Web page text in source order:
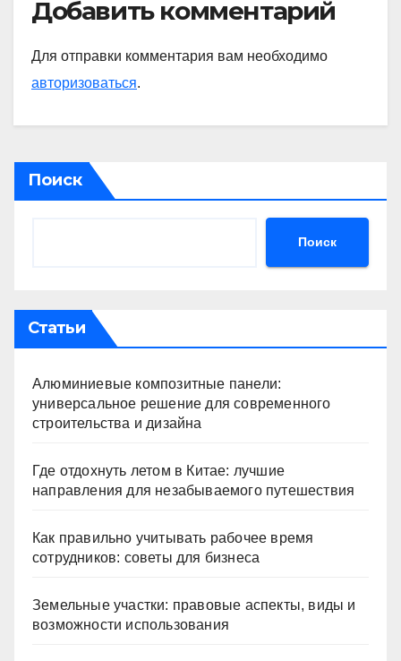
Добавить комментарий
Для отправки комментария вам необходимо
авторизоваться.
Поиск
Поиск
Статьи
Алюминиевые композитные панели:
универсальное решение для современного
строительства и дизайна
Где отдохнуть летом в Китае: лучшие
направления для незабываемого путешествия
Как правильно учитывать рабочее время
сотрудников: советы для бизнеса
Земельные участки: правовые аспекты, виды и
возможности использования